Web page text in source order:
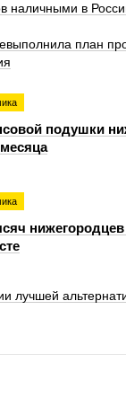
наличными в
план
подушки
нижегородцев
лучшей